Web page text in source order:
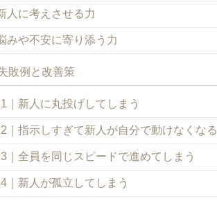
人に考えさせる力
みや不安に寄り添う力
敗例と改善策
｜新人に丸投げしてしまう
｜指示しすぎて新人が自分で動けなくなる
｜全員を同じスピードで進めてしまう
｜新人が孤立してしまう